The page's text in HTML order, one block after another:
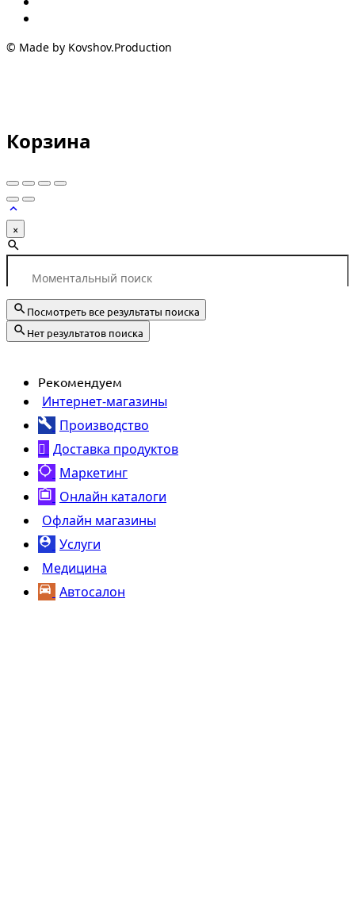
© Made by Kovshov.Production
Корзина
×
Посмотреть все результаты поиска
Нет результатов поиска
Рекомендуем
Интернет-магазины
Производство
Доставка продуктов
Маркетинг
Онлайн каталоги
Офлайн магазины
Услуги
Медицина
Автосалон